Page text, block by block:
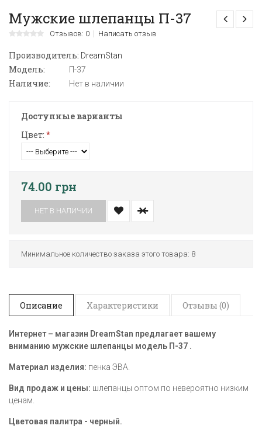
Мужские шлепанцы П-37
Отзывов: 0 Написать отзыв
Производитель: DreamStan
Модель: П-37
Наличие: Нет в наличии
Доступные варианты
Цвет: *
74.00 грн
НЕТ В НАЛИЧИИ
Минимальное количество заказа этого товара: 8
Описание Характеристики Отзывы (0)
Интернет – магазин DreamStan предлагает вашему
вниманию мужские шлепанцы модель П-37 .
Материал изделия: пенка ЭВА.
Вид продаж и цены: шлепанцы оптом по невероятно низким
ценам.
Цветовая палитра - черный.